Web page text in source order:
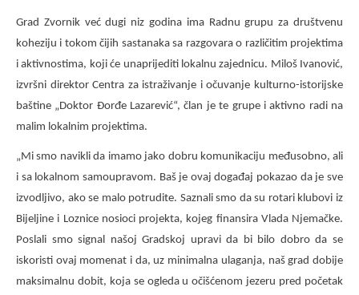
Grad Zvornik već dugi niz godina ima Radnu grupu za društvenu
koheziju i tokom čijih sastanaka sa razgovara o različitim projektima
i aktivnostima, koji će unaprijediti lokalnu zajednicu. Miloš Ivanović,
izvršni direktor Centra za istraživanje i očuvanje kulturno-istorijske
baštine „Doktor Đorđe Lazarević“, član je te grupe i aktivno radi na
malim lokalnim projektima.
„Mi smo navikli da imamo jako dobru komunikaciju međusobno, ali
i sa lokalnom samoupravom. Baš je ovaj događaj pokazao da je sve
izvodljivo, ako se malo potrudite. Saznali smo da su rotari klubovi iz
Bijeljine i Loznice nosioci projekta, kojeg finansira Vlada Njemačke.
Poslali smo signal našoj Gradskoj upravi da bi bilo dobro da se
iskoristi ovaj momenat i da, uz minimalna ulaganja, naš grad dobije
maksimalnu dobit, koja se ogleda u očišćenom jezeru pred početak